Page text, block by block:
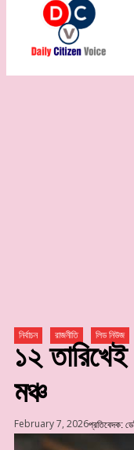
নির্বাচন রাজনীতি লিড নিউজ
১২ তারিখেই
মঞ্চ
February 7, 2026প্রতিবেদক: